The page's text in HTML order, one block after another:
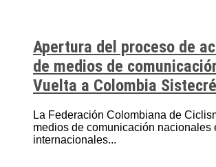
Apertura del proceso de
de medios de
Vuelta a Colombia
La Federación Colombiana de
medios de comunicación nacionales
internacionales...